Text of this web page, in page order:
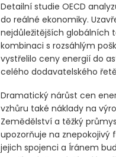
Detailní studie OECD
do reálné ekonomiky.
nejdůležitějších globálních
kombinaci s rozsáhlým
vystřelilo ceny energií do
celého dodavatelského
Dramatický nárůst cen
vzhůru také náklady na
Zemědělství a těžký
upozorňuje na znepokojivý
jejich spojenci a Íránem